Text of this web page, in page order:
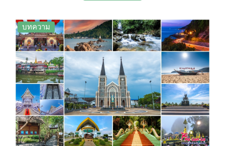
แฟชั่น และศิลปะ ทำให้ที่นี่เป็นเมืองที่มีอิทธิพลไปทั่ว
โลก และเป็นที่เข้าใจกันว่าปัจจุบันลอนดอนกลายเป็น
เมืองสากลหลักของโลก วันนี้ Palanla จะพาไปชม
15 สถานที่ท่องเที่ยวยอดนิยมในลอนดอน ประเทศ
อังกฤษที่ไม่ควรพลาดด้วยประการทั้งปวง
บทความ